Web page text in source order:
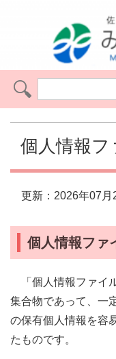
個人情報フ
更新：2026年07月
個人情報ファ
「個人情報ファ
集合物であって、一
の保有個人情報を容
たものです。